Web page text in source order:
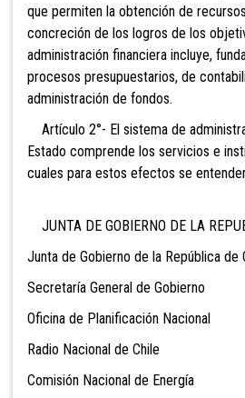
que permiten la obtención de
concreción de los logros de los
administración financiera incluye,
procesos presupuestarios, de
administración de fondos.
Artículo 2°- El sistema de
Estado comprende los servicios e
cuales para estos efectos se
JUNTA DE GOBIERNO DE LA
Junta de Gobierno de la República de
Secretaría General de Gobierno
Oficina de Planificación Nacional
Radio Nacional de Chile
Comisión Nacional de Energía